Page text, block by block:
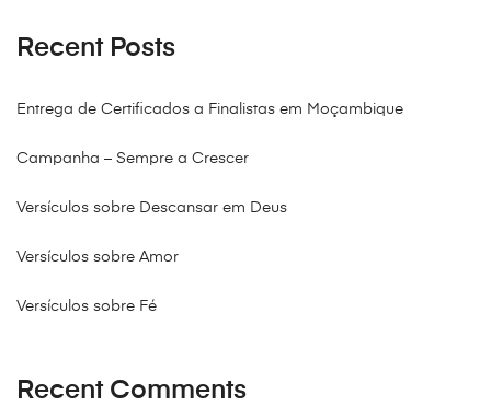
Recent Posts
Entrega de Certificados a Finalistas em Moçambique
Campanha – Sempre a Crescer
Versículos sobre Descansar em Deus
Versículos sobre Amor
Versículos sobre Fé
Recent Comments